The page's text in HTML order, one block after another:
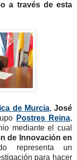
a través de esta
de Murcia, José
Postres Reina,
mediante el cual
de Innovación en
representa un
para hacer